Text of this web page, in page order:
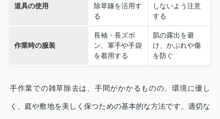
道具の使用
除草鎌を活用す
る
しないよう注意
する
作業時の服装
長袖・長ズボ
ン、軍手や手袋
を着用する
肌の露出を避
け、かぶれや傷
を防ぐ
手作業での雑草除去は、手間がかかるものの、環境に優し
く、庭や敷地を美しく保つための基本的な方法です。適切な